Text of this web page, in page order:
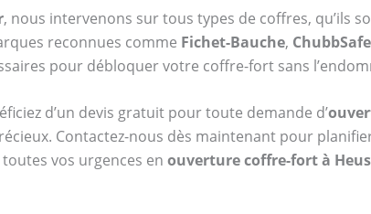
, nous intervenons sur tous types de coffres, qu’ils
reconnues comme Fichet-Bauche, ChubbSafe
pour débloquer votre coffre-fort sans
d’un devis gratuit pour toute demande d’
Contactez-nous dès maintenant pour
vos urgences en ouverture coffre-fort à